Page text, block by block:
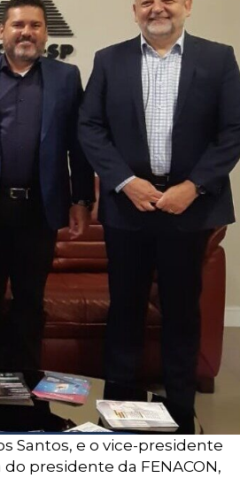
Santos, e o vice-presidente
presidente da FENACON,